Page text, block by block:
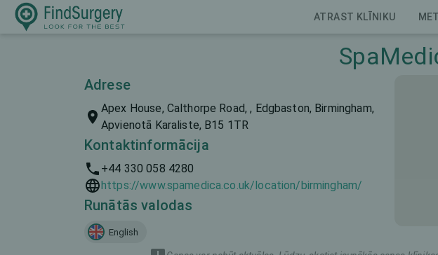
ATRAST KLĪNIKU
Adrese
Apex House, Calthorpe Road, , Edgbaston, Birmingham,
Apvienotā Karaliste, B15 1TR
Kontaktinformācija
+44 330 058 4280
https://www.spamedica.co.uk/location/birmingham/
Runātās valodas
English